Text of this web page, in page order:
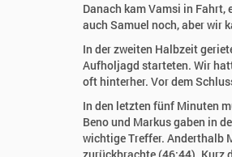
Danach kam Vamsi in
auch Samuel noch, aber wir
In der zweiten Halbzeit
Aufholjagd starteten. Wir
oft hinterher. Vor dem
In den letzten fünf Minuten
Beno und Markus gaben in
wichtige Treffer. Anderthalb